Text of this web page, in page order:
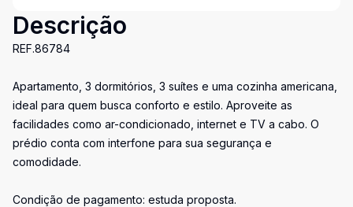
Descrição
REF.86784
Apartamento, 3 dormitórios, 3 suítes e uma cozinha americana,
ideal para quem busca conforto e estilo. Aproveite as
facilidades como ar-condicionado, internet e TV a cabo. O
prédio conta com interfone para sua segurança e
comodidade.
Condição de pagamento: estuda proposta.